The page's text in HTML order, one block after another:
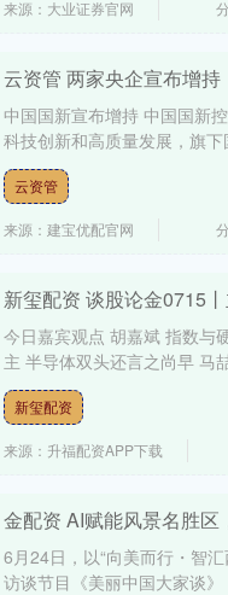
来源：大业证券官网
云资管 两家央企宣布增持
中国国新宣布增持 中国国新
科技创新和高质量发展，旗
云资管
来源：建宝优配官网
新玺配资 谈股论金0715
今日嘉宾观点 胡嘉斌 指数与
主 半导体双头还言之尚早 马
新玺配资
来源：升福配资APP下载
金配资 AI赋能风景名胜
6月24日，以“向美而行・智
访谈节目《美丽中国大家谈